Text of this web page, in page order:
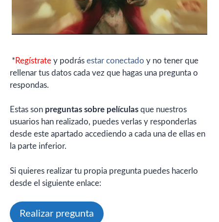
* Regístrate y podrás estar conectado y no tener que
rellenar tus datos cada vez que hagas una pregunta o
respondas.
Estas son preguntas sobre películas que nuestros
usuarios han realizado, puedes verlas y responderlas
desde este apartado accediendo a cada una de ellas en
la parte inferior.
Si quieres realizar tu propia pregunta puedes hacerlo
desde el siguiente enlace:
Realizar pregunta